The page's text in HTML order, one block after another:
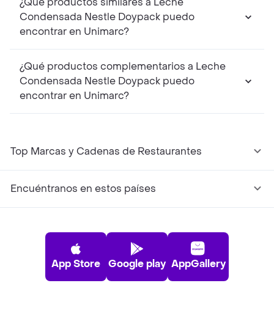
Condensada Nestle Doypack puedo
encontrar en Unimarc?
¿Qué productos complementarios a Leche
Condensada Nestle Doypack puedo
encontrar en Unimarc?
Top Marcas y Cadenas de Restaurantes
Encuéntranos en estos países
App Store Google play AppGallery